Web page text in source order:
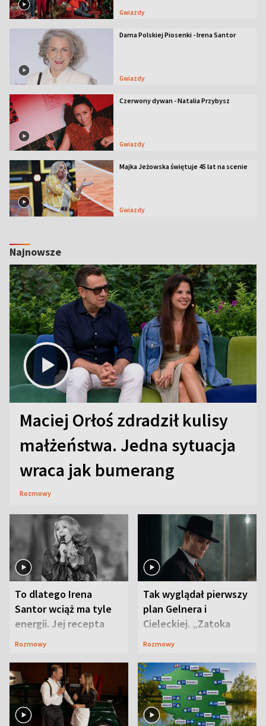
Gwiazdy
Dama Polskiej Piosenki - Irena Santor
Gwiazdy
Czerwony dywan - Natalia Przybysz
Gwiazdy
Majka Jeżowska świętuje 45 lat na scenie
Gwiazdy
Najnowsze
Maciej Orłoś zdradził kulisy
małżeństwa. Jedna sytuacja
wraca jak bumerang
Rozmowy
To dlatego Irena
Santor wciąż ma tyle
energii. Jej recepta
jest zaskakująco
Rozmowy
Tak wyglądał pierwszy
plan Gelnera i
Cieleckiej. „Zatoka
szpiegów” od razu ich
Rozmowy